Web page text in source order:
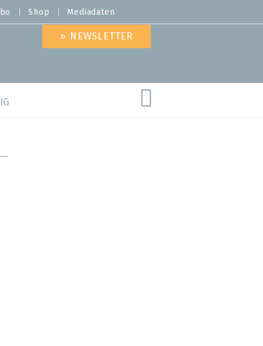
Shop Mediadaten
» NEWSLETTER